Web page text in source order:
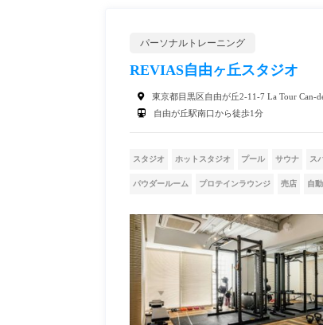
パーソナルトレーニング
REVIAS自由ヶ丘スタジオ
東京都目黒区自由が丘2-11-7 La Tour Can-
自由が丘駅南口から徒歩1分
スタジオ ホットスタジオ プール サウナ ス
パウダールーム プロテインラウンジ 売店 自